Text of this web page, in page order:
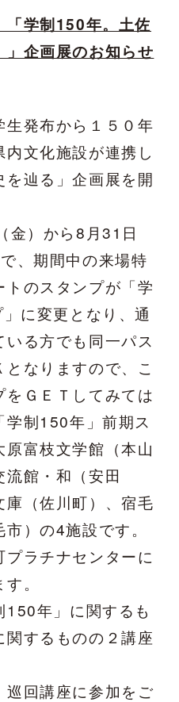
「学制150年。土佐
企画展のお知らせ
発布から１５０年
文化施設が連携し
辿る」企画展を開
金）から8月31日
、期間中の来場特
のスタンプが「学
に変更となり、通
る方でも同一パス
なりますので、こ
ＧＥＴしてみては
制150年」前期ス
富枝文学館（本山
館・和（安田
（佐川町）、宿毛
）の4施設です。
プラチナセンターに
。
年」に関するも
するものの２講座
回講座に参加をご